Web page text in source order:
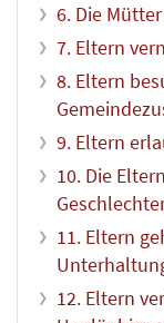
6. Die
7. Eltern
8. Eltern
9. Eltern
10. Die
11. Eltern
12. Eltern